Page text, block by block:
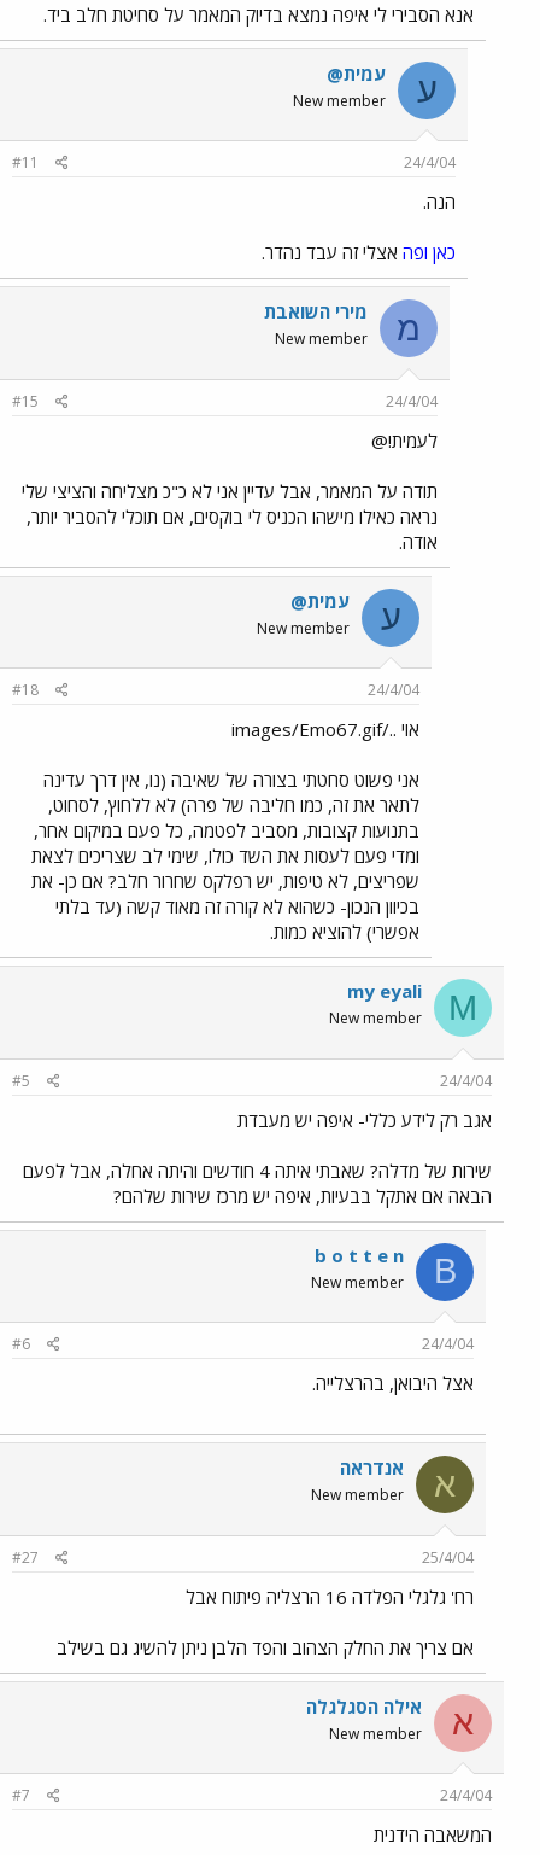
אנא הסבירי לי איפה נמצא בדיוק המאמר על סחיטת חלב ביד.
ע עמית@
New member
24/4/04
#11
הנה.
כאן ופה אצלי זה עבד נהדר.
מ מירי השואבת
New member
24/4/04
#15
לעמית!@
תודה על המאמר, אבל עדיין אני לא כ"כ מצליחה והציצי שלי
נראה כאילו מישהו הכניס לי בוקסים, אם תוכלי להסביר יותר,
אודה.
ע עמית@
New member
24/4/04
#18
אוי ../images/Emo67.gif
אני פשוט סחטתי בצורה של שאיבה (נו, אין דרך עדינה
לתאר את זה, כמו חליבה של פרה) לא ללחוץ, לסחוט,
בתנועות קצובות, מסביב לפטמה, כל פעם במיקום אחר,
ומדי פעם לעסות את השד כולו, שימי לב שצריכים לצאת
שפריצים, לא טיפות, יש רפלקס שחרור חלב? אם כן- את
בכיוון הנכון- כשהוא לא קורה זה מאוד קשה (עד בלתי
אפשרי) להוציא כמות.
M
my eyali
New member
24/4/04
#5
אגב רק לידע כללי- איפה יש מעבדת
שירות של מדלה? שאבתי איתה 4 חודשים והיתה אחלה, אבל לפעם
הבאה אם אתקל בבעיות, איפה יש מרכז שירות שלהם?
B
b o t t e n
New member
24/4/04
#6
אצל היבואן, בהרצלייה.
א אנדראה
New member
25/4/04
#27
רח' גלגלי הפלדה 16 הרצליה פיתוח אבל
אם צריך את החלק הצהוב והפד הלבן ניתן להשיג גם בשילב
א אילה הסגלגלה
New member
24/4/04
#7
המשאבה הידנית